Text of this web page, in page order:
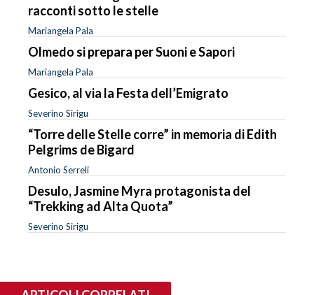
racconti sotto le stelle
Mariangela Pala
Olmedo si prepara per Suoni e Sapori
Mariangela Pala
Gesico, al via la Festa dell’Emigrato
Severino Sirigu
“Torre delle Stelle corre” in memoria di Edith
Pelgrims de Bigard
Antonio Serreli
Desulo, Jasmine Myra protagonista del
“Trekking ad Alta Quota”
Severino Sirigu